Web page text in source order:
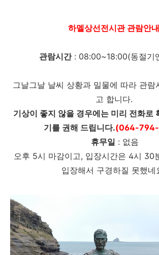
하멜상선전시관 관람안내
관람시간: 08:00~18:00(동절기
그날그날 날씨 상황과 밀물에 따라 관람
고 합니다.
기상이 좋지 않을 경우에는 미리 전화로
기를 권해 드립니다.(064-
휴무일 : 없음
오후 5시 마감이고, 입장시간은 4시 30
입장해서 구경하질 못했네